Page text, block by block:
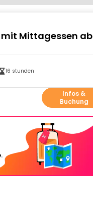
Mittagessen ab
16 stunden
Infos &
Buchung